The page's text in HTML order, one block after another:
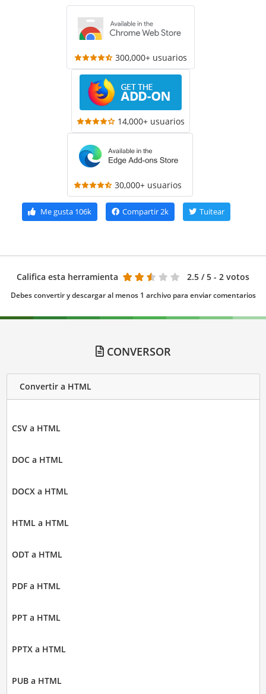
300,000+ usuarios
14,000+ usuarios
30,000+ usuarios
Me gusta106k Compartir2k Tuitear
Califica esta herramienta 2.5 / 5 - 2 votos
Debes convertir y descargar al menos 1 archivo para enviar comentarios
CONVERSOR
Convertir a HTML
CSV a HTML
DOC a HTML
DOCX a HTML
HTML a HTML
ODT a HTML
PDF a HTML
PPT a HTML
PPTX a HTML
PUB a HTML